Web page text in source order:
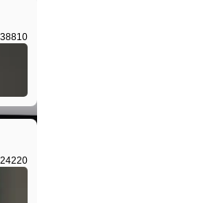
38810
24220